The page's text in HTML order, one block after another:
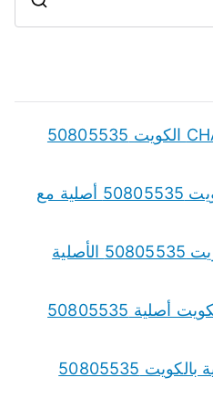
r
قطع غيار شانجان CHANGAN الكويت 50805535
قطع غيار دومي Domi الكويت 50805535 أصلية مع
قطع غيار جيلي Geely الكويت 50805535 الأصلية
قطع غيار جيتور Jetour بالكويت أصلية 50805535
قطع غيار بايك BAIC الأصلية بالكويت 50805535